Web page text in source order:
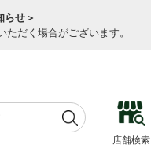
らせ＞
だく場合がございます。
店舗検索